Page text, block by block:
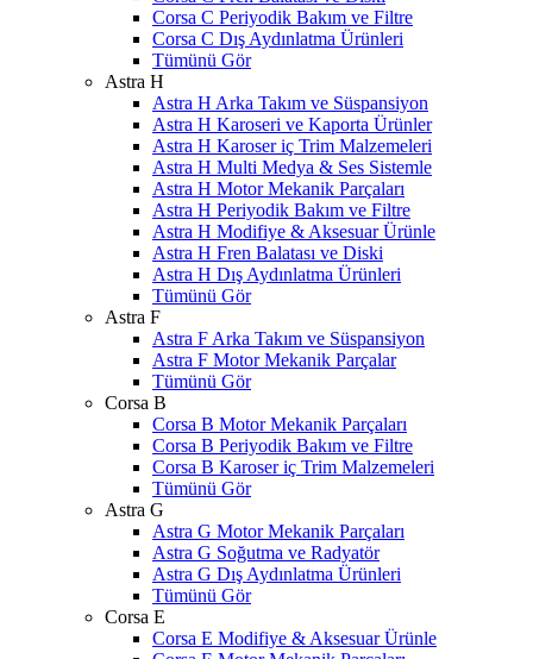
Corsa C Periyodik Bakım ve Filtre
Corsa C Dış Aydınlatma Ürünleri
Tümünü Gör
Astra H
Astra H Arka Takım ve Süspansiyon
Astra H Karoseri ve Kaporta Ürünler
Astra H Karoser iç Trim Malzemeleri
Astra H Multi Medya & Ses Sistemle
Astra H Motor Mekanik Parçaları
Astra H Periyodik Bakım ve Filtre
Astra H Modifiye & Aksesuar Ürünle
Astra H Fren Balatası ve Diski
Astra H Dış Aydınlatma Ürünleri
Tümünü Gör
Astra F
Astra F Arka Takım ve Süspansiyon
Astra F Motor Mekanik Parçalar
Tümünü Gör
Corsa B
Corsa B Motor Mekanik Parçaları
Corsa B Periyodik Bakım ve Filtre
Corsa B Karoser iç Trim Malzemeleri
Tümünü Gör
Astra G
Astra G Motor Mekanik Parçaları
Astra G Soğutma ve Radyatör
Astra G Dış Aydınlatma Ürünleri
Tümünü Gör
Corsa E
Corsa E Modifiye & Aksesuar Ürünle